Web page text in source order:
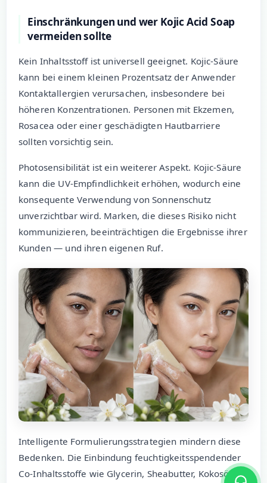
Einschränkungen und wer Kojic Acid Soap
vermeiden sollte
Kein Inhaltsstoff ist universell geeignet. Kojic-Säure
kann bei einem kleinen Prozentsatz der Anwender
Kontaktallergien verursachen, insbesondere bei
höheren Konzentrationen. Personen mit Ekzemen,
Rosacea oder einer geschädigten Hautbarriere
sollten vorsichtig sein.
Photosensibilität ist ein weiterer Aspekt. Kojic-Säure
kann die UV-Empfindlichkeit erhöhen, wodurch eine
konsequente Verwendung von Sonnenschutz
unverzichtbar wird. Marken, die dieses Risiko nicht
kommunizieren, beeinträchtigen die Ergebnisse ihrer
Kunden — und ihren eigenen Ruf.
Intelligente Formulierungsstrategien mindern diese
Bedenken. Die Einbindung feuchtigkeitsspendender
Co-Inhaltsstoffe wie Glycerin, Sheabutter, Kokosöl